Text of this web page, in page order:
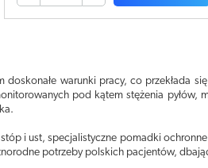
warunki pracy, co przekłada
pod kątem stężenia pyłów,
i ust, specjalistyczne pomadki
potrzeby polskich pacjentów,